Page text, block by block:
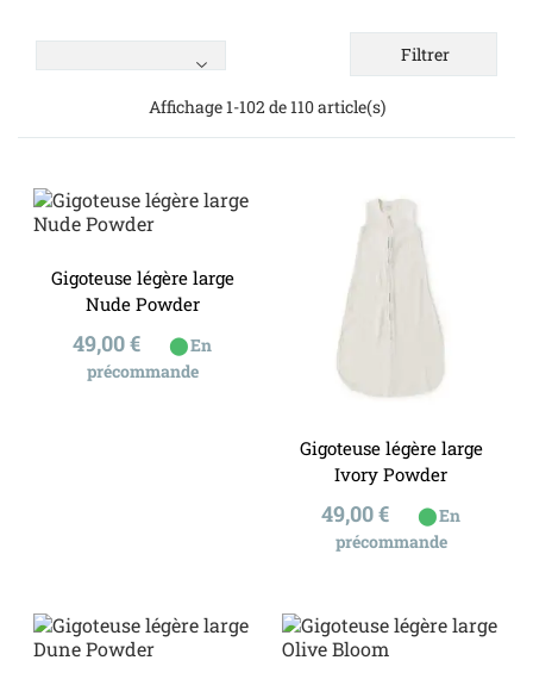
Filtrer
Affichage 1-102 de 110 article(s)
Gigoteuse légère large
Nude Powder
Prix
49,00 € ⬤En
précommande
Gigoteuse légère large
Ivory Powder
Prix
49,00 € ⬤En
précommande